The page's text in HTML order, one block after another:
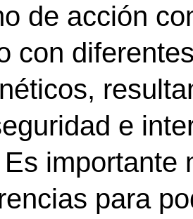
de acción
con
e
importante
para